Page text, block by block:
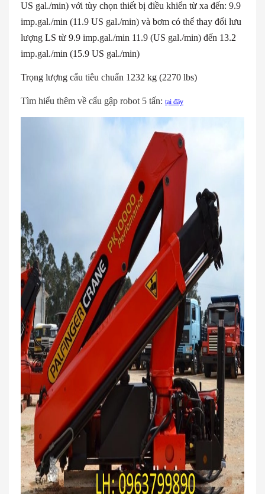
US gal./min) với tùy chọn thiết bị điều khiển từ xa đến: 9.9
imp.gal./min (11.9 US gal./min) và bơm có thể thay đổi lưu
lượng LS từ 9.9 imp.gal./min 11.9 (US gal./min) đến 13.2
imp.gal./min (15.9 US gal./min)
Trọng lượng cẩu tiêu chuẩn 1232 kg (2270 lbs)
Tìm hiểu thêm về cẩu gập robot 5 tấn: tại đây